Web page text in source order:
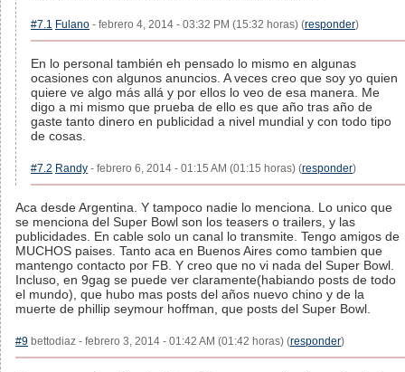
#7.1 Fulano - febrero 4, 2014 - 03:32 PM (15:32 horas) (responder)
En lo personal también eh pensado lo mismo en algunas
ocasiones con algunos anuncios. A veces creo que soy yo quien
quiere ve algo más allá y por ellos lo veo de esa manera. Me
digo a mi mismo que prueba de ello es que año tras año de
gaste tanto dinero en publicidad a nivel mundial y con todo tipo
de cosas.
#7.2 Randy - febrero 6, 2014 - 01:15 AM (01:15 horas) (responder)
Aca desde Argentina. Y tampoco nadie lo menciona. Lo unico que
se menciona del Super Bowl son los teasers o trailers, y las
publicidades. En cable solo un canal lo transmite. Tengo amigos de
MUCHOS paises. Tanto aca en Buenos Aires como tambien que
mantengo contacto por FB. Y creo que no vi nada del Super Bowl.
Incluso, en 9gag se puede ver claramente(habiando posts de todo
el mundo), que hubo mas posts del años nuevo chino y de la
muerte de phillip seymour hoffman, que posts del Super Bowl.
#9 bettodiaz - febrero 3, 2014 - 01:42 AM (01:42 horas) (responder)